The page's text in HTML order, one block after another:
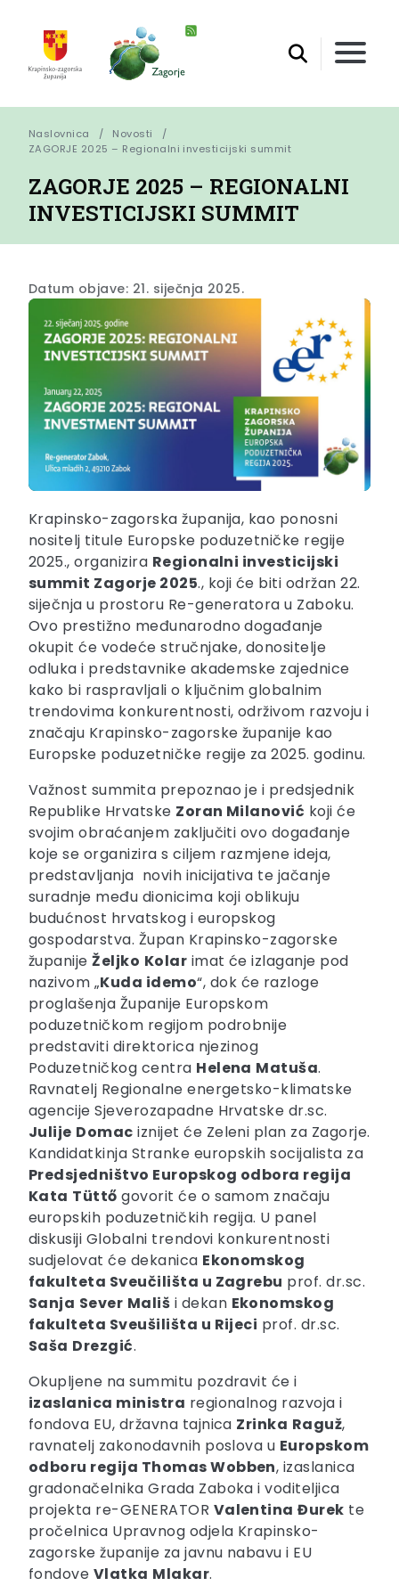
Naslovnica
Novosti
ZAGORJE 2025 – Regionalni investicijski summit
ZAGORJE 2025 – REGIONALNI
INVESTICIJSKI SUMMIT
Datum objave: 21. siječnja 2025.
Krapinsko-zagorska županija, kao ponosni
nositelj titule Europske poduzetničke regije
2025., organizira Regionalni investicijski
summit Zagorje 2025., koji će biti održan 22.
siječnja u prostoru Re-generatora u Zaboku.
Ovo prestižno međunarodno događanje
okupit će vodeće stručnjake, donositelje
odluka i predstavnike akademske zajednice
kako bi raspravljali o ključnim globalnim
trendovima konkurentnosti, održivom razvoju i
značaju Krapinsko-zagorske županije kao
Europske poduzetničke regije za 2025. godinu.
Važnost summita prepoznao je i predsjednik
Republike Hrvatske Zoran Milanović koji će
svojim obraćanjem zaključiti ovo događanje
koje se organizira s ciljem razmjene ideja,
predstavljanja novih inicijativa te jačanje
suradnje među dionicima koji oblikuju
budućnost hrvatskog i europskog
gospodarstva. Župan Krapinsko-zagorske
županijeŽeljko Kolar imat će izlaganje pod
nazivom „Kuda idemo“, dok će razloge
proglašenja Županije Europskom
poduzetničkom regijom podrobnije
predstaviti direktorica njezinog
Poduzetničkog centra Helena Matuša.
Ravnatelj Regionalne energetsko-klimatske
agencije Sjeverozapadne Hrvatske dr.sc.
Julije Domac iznijet će Zeleni plan za Zagorje.
Kandidatkinja Stranke europskih socijalista za
Predsjedništvo Europskog odbora regija
Kata Tüttő govorit će o samom značaju
europskih poduzetničkih regija. U panel
diskusiji Globalni trendovi konkurentnosti
sudjelovat će dekanica Ekonomskog
fakulteta Sveučilišta u Zagrebu prof. dr.sc.
Sanja Sever Mališ i dekan Ekonomskog
fakulteta Sveušilišta u Rijeci prof. dr.sc.
Saša Drezgić.
Okupljene na summitu pozdravit će i
izaslanica ministra regionalnog razvoja i
fondova EU, državna tajnica Zrinka Raguž,
ravnatelj zakonodavnih poslova u Europskom
odboru regija Thomas Wobben, izaslanica
gradonačelnika Grada Zaboka i voditeljica
projekta re-GENERATOR Valentina Đurek te
pročelnica Upravnog odjela Krapinsko-
zagorske županije za javnu nabavu i EU
fondove Vlatka Mlakar.